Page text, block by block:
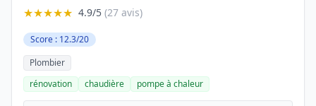
★★★★★ 4.9/5 (27 avis)
Score : 12.3/20
Plombier
rénovation
chaudière pompe à chaleur